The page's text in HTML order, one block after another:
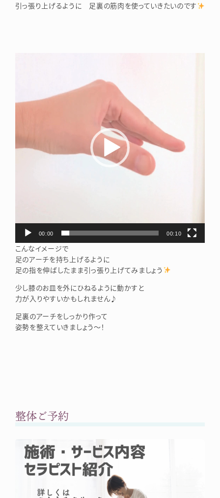
引っ張り上げるように 足裏の筋肉を使っていきたいのです
00:00 00:10
こんなイメージで
足のアーチを持ち上げるように
足の指を伸ばしたまま引っ張り上げてみましょう
少し膝のお皿を外にひねるように動かすと
力が入りやすいかもしれません♪
足裏のアーチをしっかり作って
姿勢を整えていきましょう～！
整体ご予約